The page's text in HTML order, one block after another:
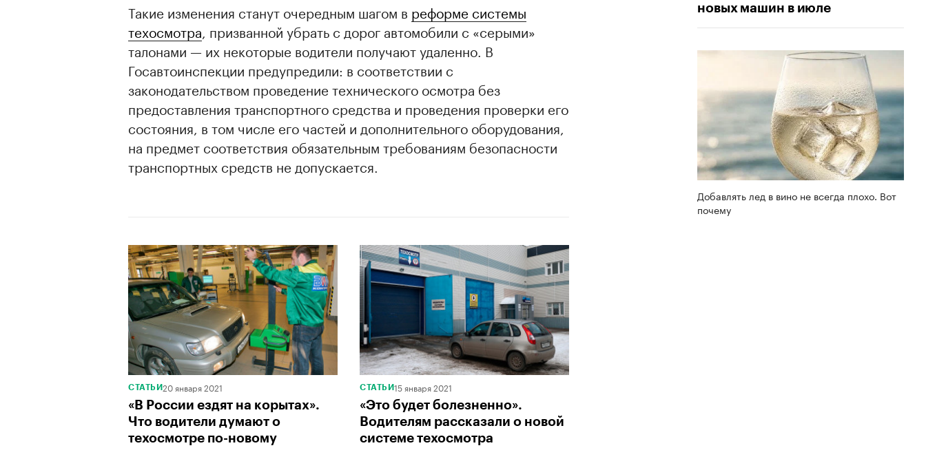
новых машин в июле
Добавлять лед в вино не всегда плохо. Вот
почему
Такие изменения станут очередным шагом в реформе системы
техосмотра , призванной убрать с дорог автомобили с «серыми»
талонами — их некоторые водители получают удаленно. В
Госавтоинспекции предупредили: в соответствии с
законодательством проведение технического осмотра без
предоставления транспортного средства и проведения проверки его
состояния, в том числе его частей и дополнительного оборудования,
на предмет соответствия обязательным требованиям безопасности
транспортных средств не допускается.
00:00 / 00:00
СТАТЬИ20 января 2021
«В России ездят на корытах».
Что водители думают о
техосмотре по-новому
СТАТЬИ15 января 2021
«Это будет болезненно».
Водителям рассказали о новой
системе техосмотра